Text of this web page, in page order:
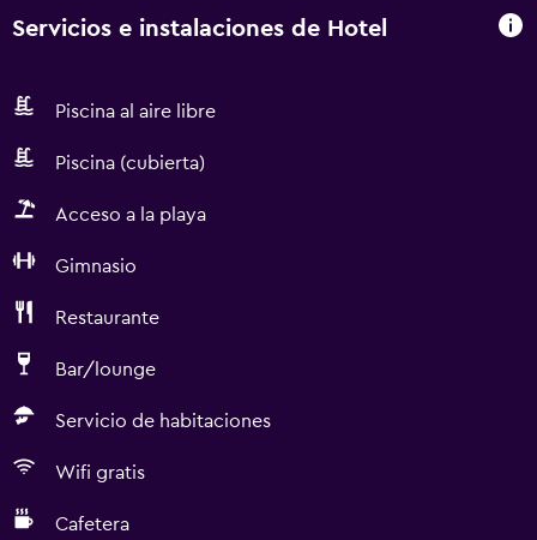
Servicios e instalaciones de Hotel
Piscina al aire libre
Piscina (cubierta)
Acceso a la playa
Gimnasio
Restaurante
Bar/lounge
Servicio de habitaciones
Wifi gratis
Cafetera